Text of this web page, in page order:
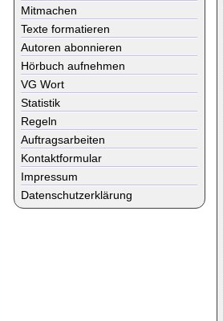
Mitmachen
Texte formatieren
Autoren abonnieren
Hörbuch aufnehmen
VG Wort
Statistik
Regeln
Auftragsarbeiten
Kontaktformular
Impressum
Datenschutzerklärung